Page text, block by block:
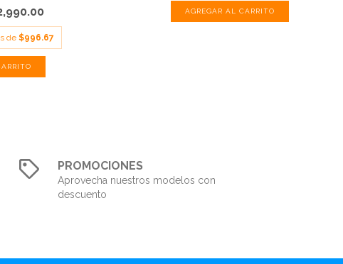
de $996.67
PROMOCIONES
Aprovecha nuestros modelos con
descuento